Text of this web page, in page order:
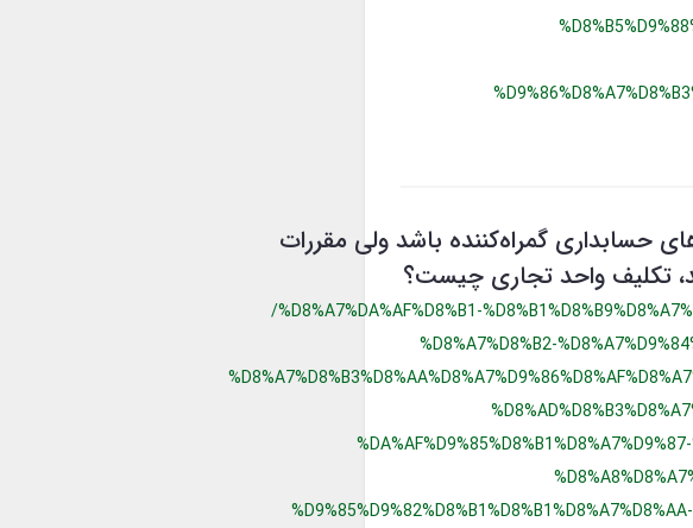
حسابداری گمراه‌کننده باشد ولی مقررات
تکلیف واحد تجاری چیست؟
/%D8%A7%DA%AF%D8%B1-
%D8%A7%D8%B2-